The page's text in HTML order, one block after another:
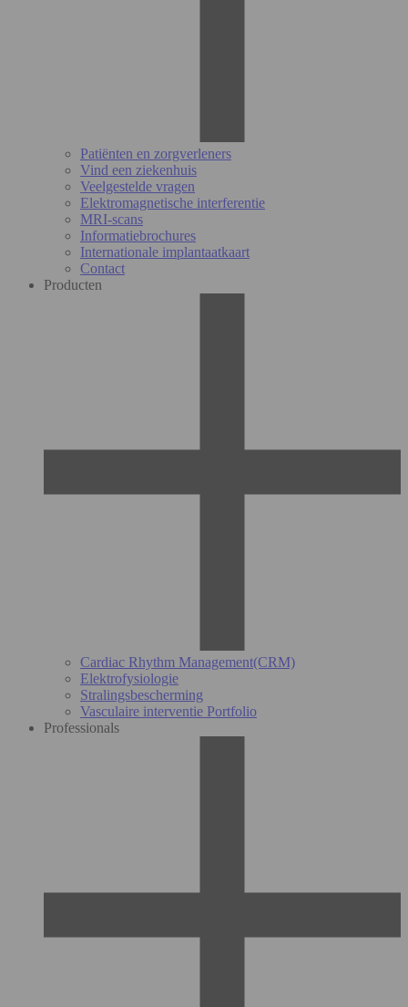
Patiënten en zorgverleners
Vind een ziekenhuis
Veelgestelde vragen
Elektromagnetische interferentie
MRI-scans
Informatiebrochures
Internationale implantaatkaart
Contact
Producten
Cardiac Rhythm Management(CRM)
Elektrofysiologie
Stralingsbescherming
Vasculaire interventie Portfolio
Professionals